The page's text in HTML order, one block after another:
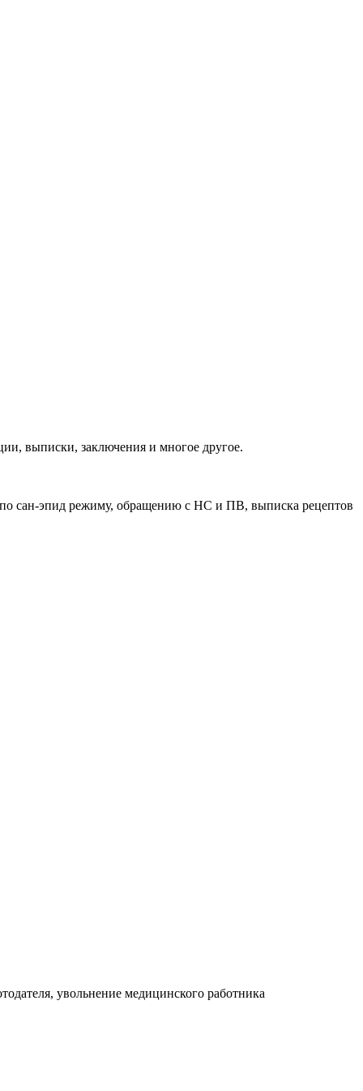
выписки, заключения и многое другое.
сан-эпид режиму, обращению с НС и ПВ, выписка рецептов
увольнение медицинского работника